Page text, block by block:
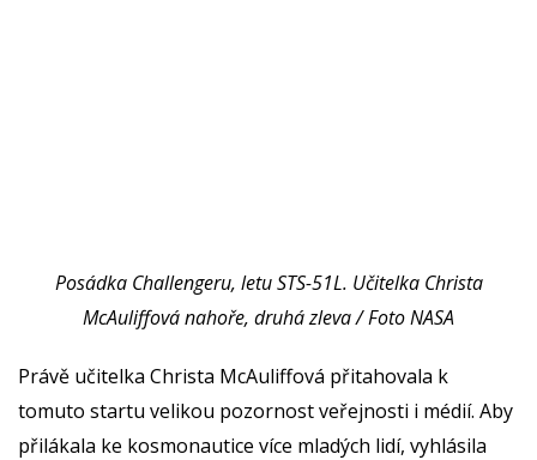
Posádka Challengeru, letu STS-51L. Učitelka Christa
McAuliffová nahoře, druhá zleva / Foto NASA
Právě učitelka Christa McAuliffová přitahovala k
tomuto startu velikou pozornost veřejnosti i médií. Aby
přilákala ke kosmonautice více mladých lidí, vyhlásila